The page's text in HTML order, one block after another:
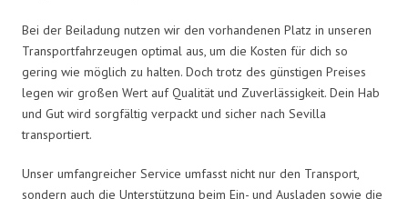
Bei der Beiladung nutzen wir den vorhandenen Platz in unseren
Transportfahrzeugen optimal aus, um die Kosten für dich so
gering wie möglich zu halten. Doch trotz des günstigen Preises
legen wir großen Wert auf Qualität und Zuverlässigkeit. Dein Hab
und Gut wird sorgfältig verpackt und sicher nach Sevilla
transportiert.
Unser umfangreicher Service umfasst nicht nur den Transport,
sondern auch die Unterstützung beim Ein- und Ausladen sowie die